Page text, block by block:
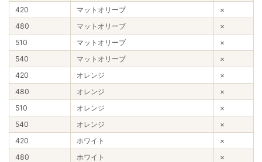
420
マットオリーブ
×
480
マットオリーブ
×
510
マットオリーブ
×
540
マットオリーブ
×
420
オレンジ
×
480
オレンジ
×
510
オレンジ
×
540
オレンジ
×
420
ホワイト
×
480
ホワイト
×